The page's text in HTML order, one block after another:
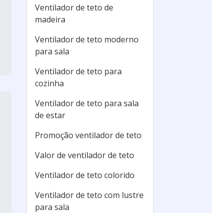
Ventilador de teto de
madeira
Ventilador de teto moderno
para sala
Ventilador de teto para
cozinha
Ventilador de teto para sala
de estar
Promoção ventilador de teto
Valor de ventilador de teto
Ventilador de teto colorido
Ventilador de teto com lustre
para sala